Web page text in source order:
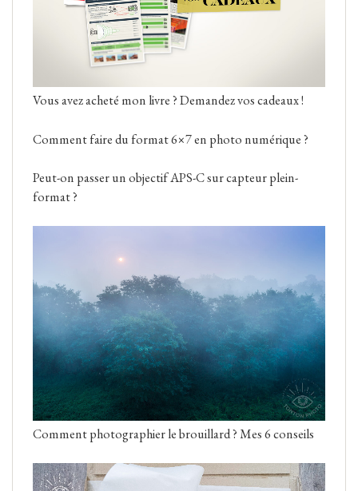
Vous avez acheté mon livre ? Demandez vos cadeaux !
Comment faire du format 6×7 en photo numérique ?
Peut-on passer un objectif APS-C sur capteur plein-
format ?
Comment photographier le brouillard ? Mes 6 conseils